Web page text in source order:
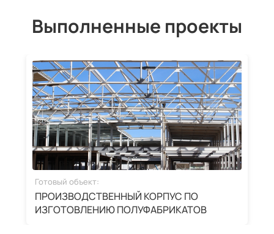
Выполненные проекты
Готовый объект:
ПРОИЗВОДСТВЕННЫЙ КОРПУС ПО
ИЗГОТОВЛЕНИЮ ПОЛУФАБРИКАТОВ